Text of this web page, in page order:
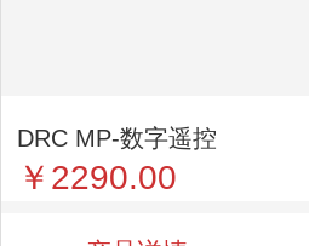
DRC MP-数字遥控
￥2290.00